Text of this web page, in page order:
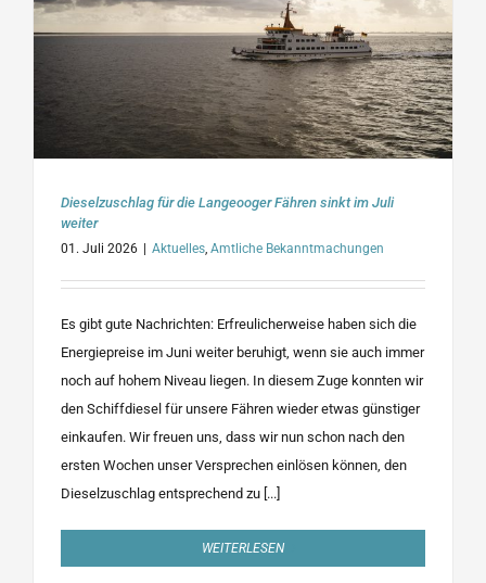
Dieselzuschlag für die Langeooger Fähren sinkt im Juli
weiter
01. Juli 2026 | Aktuelles Amtliche Bekanntmachungen
Es gibt gute Nachrichten: Erfreulicherweise haben sich die
Energiepreise im Juni weiter beruhigt, wenn sie auch immer
noch auf hohem Niveau liegen. In diesem Zuge konnten wir
den Schiffdiesel für unsere Fähren wieder etwas günstiger
einkaufen. Wir freuen uns, dass wir nun schon nach den
ersten Wochen unser Versprechen einlösen können, den
Dieselzuschlag entsprechend zu [...]
WEITERLESEN